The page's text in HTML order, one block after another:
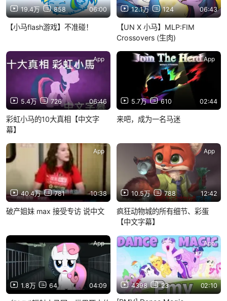
19.4万 858 06:00
【小马flash游戏】不准碰！
12.1万 124 06:43
【UN X 小马】MLP:FIM
Crossovers (生肉)
5.4万 726 06:46
App
彩虹小马的10大真相【中文字
幕】
5.7万 610 02:44
App
来吧，成为一名马迷
40.4万 781 10:38
App
破产姐妹 max 接受专访 说中文
10.5万 788 12:42
App
疯狂动物城的所有细节、彩蛋
【中文字幕】
1.8万 64 04:09
App
4398 23 02:10
App